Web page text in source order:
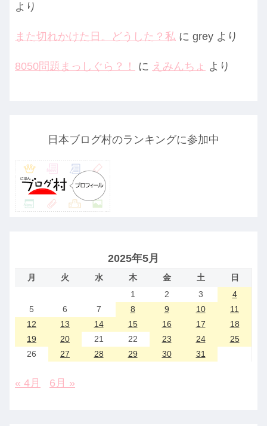
より
また切れかけた日。どうした？私 に grey より
8050問題まっしぐら？！ に えみんちょ より
日本ブログ村のランキングに参加中
2025年5月
月 火 水 木 金 土
日
1
2 3
4
5
6 7 8 9 10
11
12
13 14 15 16 17
18
19
20 21 22 23 24
25
26
27 28 29 30 31
« 4月 6月 »